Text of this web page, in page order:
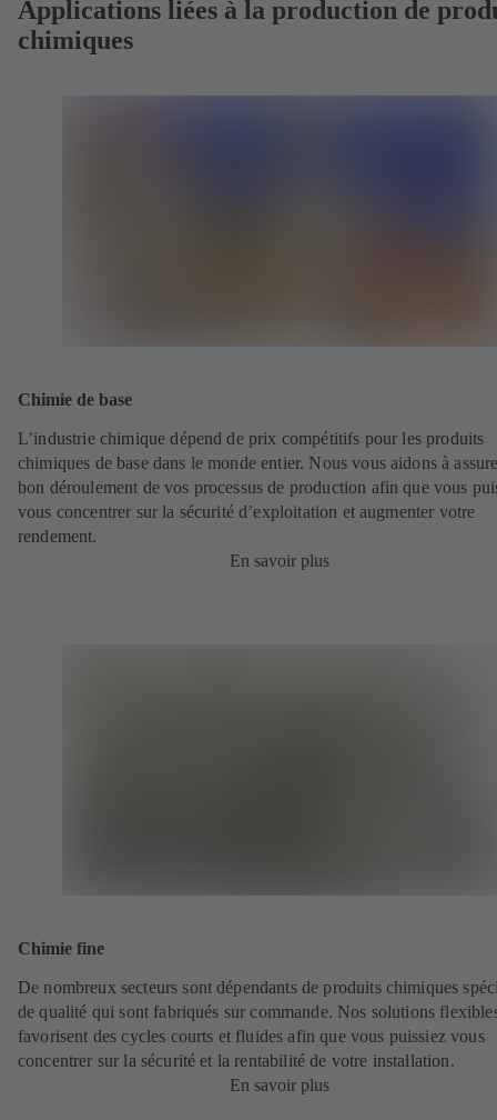
Applications liées à la production de
chimiques
Chimie de base
L’industrie chimique dépend de prix compétitifs pour les produits
chimiques de base dans le monde entier. Nous vous aidons à
bon déroulement de vos processus de production afin que vous
vous concentrer sur la sécurité d’exploitation et augmenter votre
rendement.
En savoir plus
Chimie fine
De nombreux secteurs sont dépendants de produits chimiques
de qualité qui sont fabriqués sur commande. Nos solutions
favorisent des cycles courts et fluides afin que vous puissiez vous
concentrer sur la sécurité et la rentabilité de votre installation.
En savoir plus